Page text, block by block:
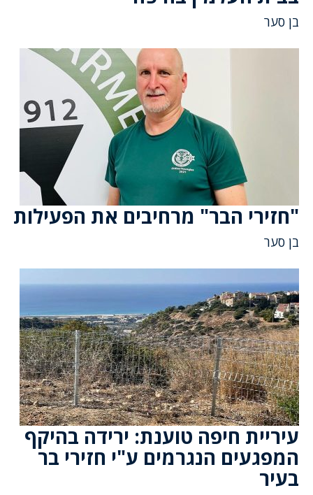
בן סער
"חזירי הבר" מרחיבים את הפעילות
בן סער
עיריית חיפה טוענת: ירידה בהיקף
המפגעים הנגרמים ע"י חזירי בר
בעיר